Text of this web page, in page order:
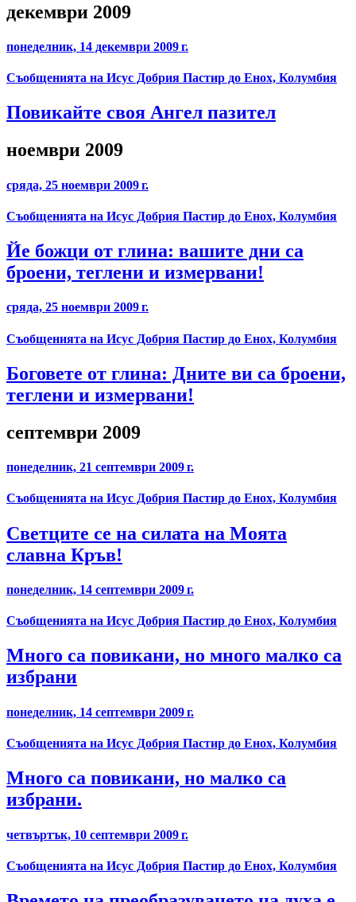
декември 2009
понеделник, 14 декември 2009 г.
Съобщенията на Исус Добрия Пастир до Енох, Колумбия
Повикайте своя Ангел пазител
ноември 2009
сряда, 25 ноември 2009 г.
Съобщенията на Исус Добрия Пастир до Енох, Колумбия
Йе божци от глина: вашите дни са
броени, теглени и измервани!
сряда, 25 ноември 2009 г.
Съобщенията на Исус Добрия Пастир до Енох, Колумбия
Боговете от глина: Дните ви са броени,
теглени и измервани!
септември 2009
понеделник, 21 септември 2009 г.
Съобщенията на Исус Добрия Пастир до Енох, Колумбия
Светците се на силата на Моята
славна Кръв!
понеделник, 14 септември 2009 г.
Съобщенията на Исус Добрия Пастир до Енох, Колумбия
Много са повикани, но много малко са
избрани
понеделник, 14 септември 2009 г.
Съобщенията на Исус Добрия Пастир до Енох, Колумбия
Много са повикани, но малко са
избрани.
четвъртък, 10 септември 2009 г.
Съобщенията на Исус Добрия Пастир до Енох, Колумбия